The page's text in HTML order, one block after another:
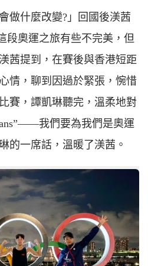
做什麼改變?」回國後渼茜
段奧運之旅有些不完美，但
茜提到，在賽後與香港短距
情，聊到因過於緊張，惋惜
賽，譚凱琳聽完，溫柔地對
我們要為我們是奧運
的一席話，溫暖了渼茜。